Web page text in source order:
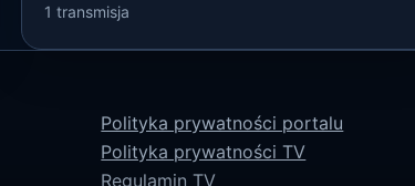
1 transmisja
Polityka prywatności portalu
Polityka prywatności TV
Regulamin TV